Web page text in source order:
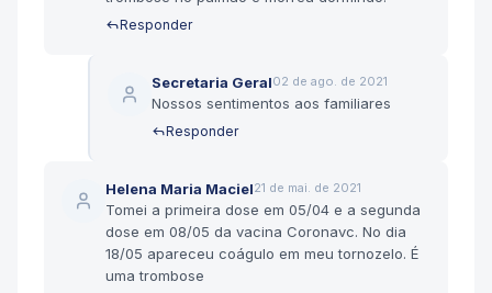
Responder
Secretaria Geral02 de ago. de 2021
Nossos sentimentos aos familiares
Responder
Helena Maria Maciel21 de mai. de 2021
Tomei a primeira dose em 05/04 e a segunda
dose em 08/05 da vacina Coronavc. No dia
18/05 apareceu coágulo em meu tornozelo. É
uma trombose